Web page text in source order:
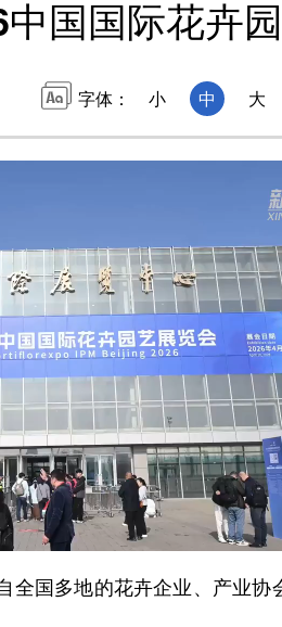
中国国际花卉
字体： 小 中 大
国多地的花卉企业、产业协